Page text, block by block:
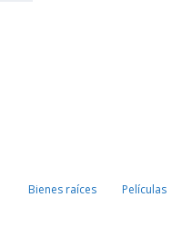
Bienes raíces Películas